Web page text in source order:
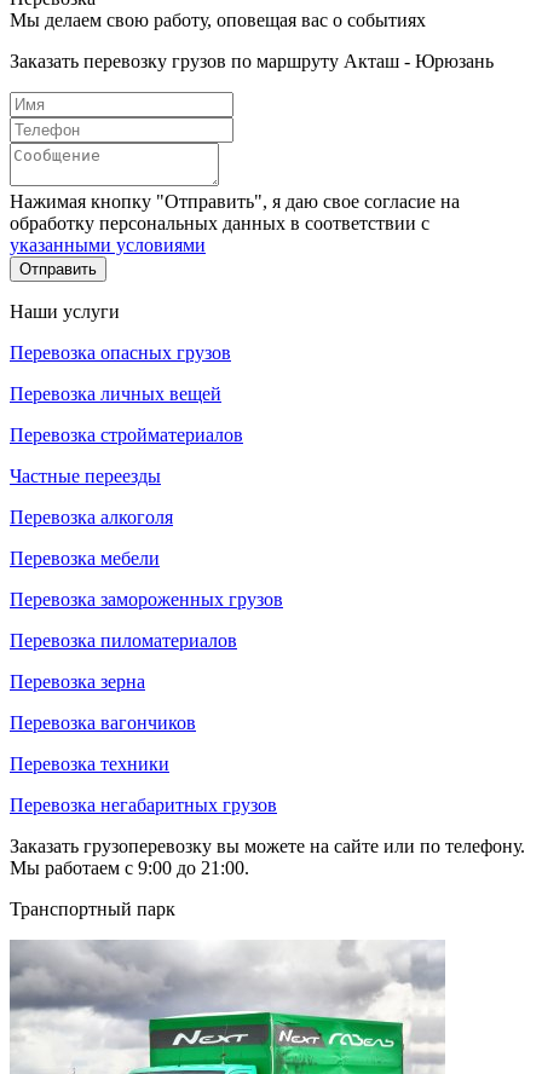
Мы делаем свою работу, оповещая вас о событиях
Заказать перевозку грузов по маршруту Акташ - Юрюзань
Нажимая кнопку "Отправить", я даю свое согласие на
обработку персональных данных в соответствии с
указанными условиями
Отправить
Наши услуги
Перевозка опасных грузов
Перевозка личных вещей
Перевозка стройматериалов
Частные переезды
Перевозка алкоголя
Перевозка мебели
Перевозка замороженных грузов
Перевозка пиломатериалов
Перевозка зерна
Перевозка вагончиков
Перевозка техники
Перевозка негабаритных грузов
Заказать грузоперевозку вы можете на сайте или по телефону.
Мы работаем с 9:00 до 21:00.
Транспортный парк